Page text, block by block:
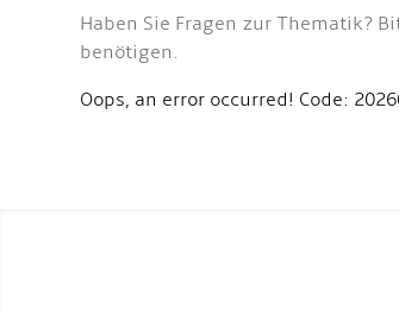
Haben Sie Fragen zur Thematik?
benötigen.
Oops, an error occurred! Code: